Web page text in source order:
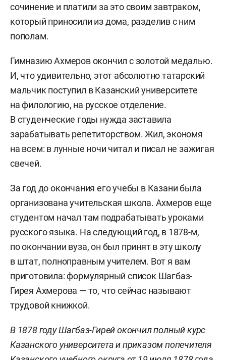
сочинение и платили за это своим завтраком,
который приносили из дома, разделив с ним
пополам.
Гимназию Ахмеров окончил с золотой медалью.
И, что удивительно, этот абсолютно татарский
мальчик поступил в Казанский университете
на филологию, на русское отделение.
В студенческие годы нужда заставила
зарабатывать репетиторством. Жил, экономя
на всем: в лунные ночи читал и писал не зажигая
свечей.
За год до окончания его учебы в Казани была
организована учительская школа. Ахмеров еще
студентом начал там подрабатывать уроками
русского языка. На следующий год, в 1878-м,
по окончании вуза, он был принят в эту школу
в штат, полноправным учителем. Вот я вам
приготовила: формулярный список Шагбаз-
Гирея Ахмерова — то, что сейчас называют
трудовой книжкой.
В 1878 году Шагбаз-Гирей окончил полный курс
Казанского университета и приказом попечителя